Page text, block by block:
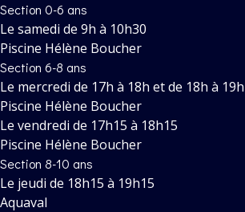
Section 0-6 ans
Le samedi de 9h à 10h30
Piscine Hélène Boucher
Section 6-8 ans
Le mercredi de 17h à 18h et de 18h à 19h
Piscine Hélène Boucher
Le vendredi de 17h15 à 18h15
Piscine Hélène Boucher
Section 8-10 ans
Le jeudi de 18h15 à 19h15
Aquaval